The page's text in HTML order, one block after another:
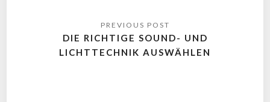
DIE RICHTIGE SOUND- UND
LICHTTECHNIK AUSWÄHLEN